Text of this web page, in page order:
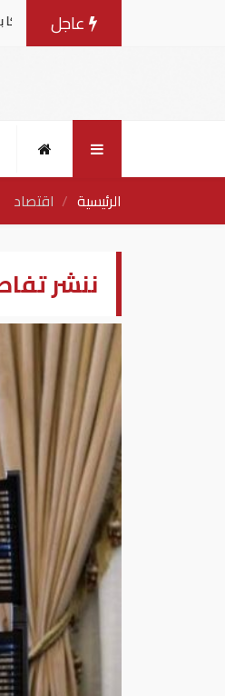
عاجل
يصدرون بيانا مشتركا بشأن الانتهاكات
الرئيسية
اقتصاد
ننشر